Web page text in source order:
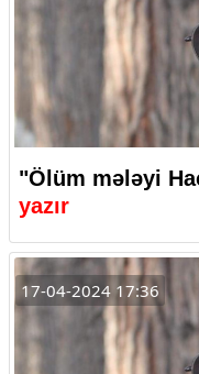
"Ölüm mələyi
yazır
17-04-2024 17:36